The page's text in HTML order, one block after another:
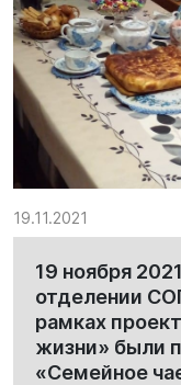
19.11.2021
19 ноября
отделении
рамках
жизни» были
«Семейное